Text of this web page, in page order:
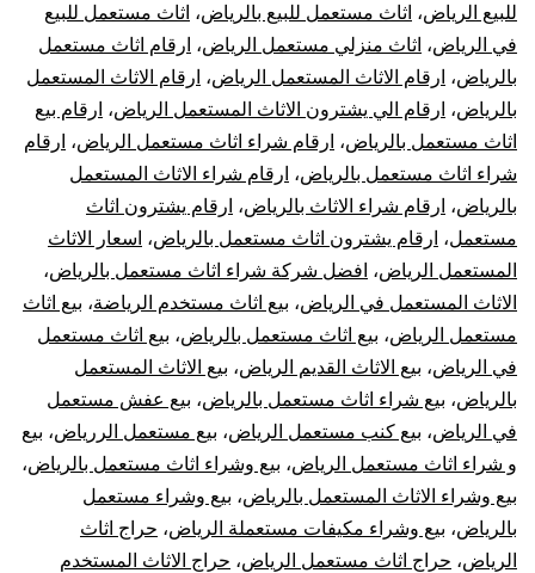
للبيع الرياض، اثاث مستعمل للبيع بالرياض، اثاث مستعمل للبيع
في الرياض، اثاث منزلي مستعمل الرياض، ارقام اثاث مستعمل
بالرياض، ارقام الاثاث المستعمل الرياض، ارقام الاثاث المستعمل
بالرياض، ارقام الي يشترون الاثاث المستعمل الرياض، ارقام بيع
اثاث مستعمل بالرياض، ارقام شراء اثاث مستعمل الرياض، ارقام
شراء اثاث مستعمل بالرياض، ارقام شراء الاثاث المستعمل
بالرياض، ارقام شراء الاثاث بالرياض، ارقام يشترون اثاث
مستعمل، ارقام يشترون اثاث مستعمل بالرياض، اسعار الاثاث
المستعمل الرياض، افضل شركة شراء اثاث مستعمل بالرياض،
الاثاث المستعمل في الرياض، بيع اثاث مستخدم الرياضة، بيع اثاث
مستعمل الرياض، بيع اثاث مستعمل بالرياض، بيع اثاث مستعمل
في الرياض، بيع الاثاث القديم الرياض، بيع الاثاث المستعمل
بالرياض، بيع شراء اثاث مستعمل بالرياض، بيع عفش مستعمل
في الرياض، بيع كنب مستعمل الرياض، بيع مستعمل الررياض، بيع
و شراء اثاث مستعمل الرياض، بيع وشراء اثاث مستعمل بالرياض،
بيع وشراء الاثاث المستعمل بالرياض، بيع وشراء مستعمل
بالرياض، بيع وشراء مكيفات مستعملة الرياض، حراج اثاث
الرياض، حراج اثاث مستعمل الرياض، حراج الاثاث المستخدم